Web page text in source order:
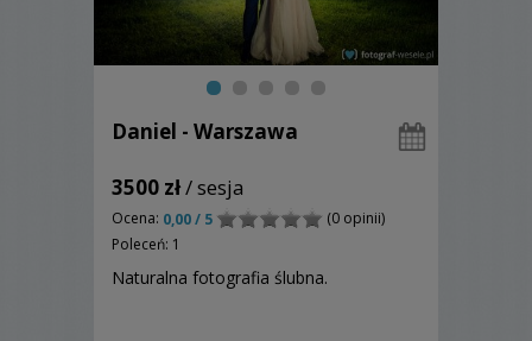
Daniel - Warszawa
3500 zł/ sesja
Ocena: 0,00 / 5
(0 opinii)
Poleceń: 1
Naturalna fotografia ślubna.